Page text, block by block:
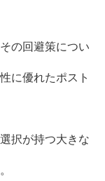
の回避策につい
に優れたポスト
択が持つ大きな